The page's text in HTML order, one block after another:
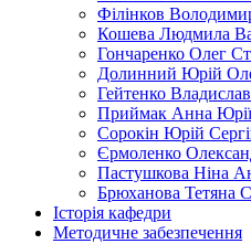
Філінков
Кошева Людмила
Гончаренко Олег
Долинний Юрій
Гейтенко
Приймак Анна
Сорокін Юрій
Єрмоленко
Пастушкова Ніна
Брюханова Тетяна
Історія кафедри
Методичне забезпечення